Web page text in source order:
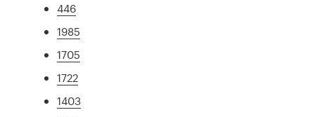
446
1985
1705
1722
1403